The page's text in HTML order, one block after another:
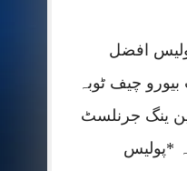
افضل
چیف ٹوبہ
ینگ جرنلسٹ
*پولیس